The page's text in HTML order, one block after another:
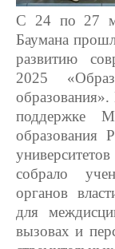
С 24 по 27
Баумана
развитию
2025
поддержке
образования
собрало
органов
для
вызовах и